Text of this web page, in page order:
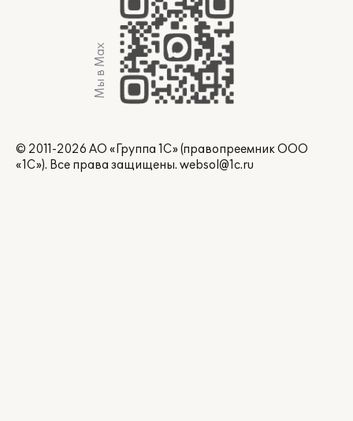
Мы в Max
© 2011-2026 АО «Группа 1С» (правопреемник ООО
«1С»). Все права защищены. websol@1c.ru